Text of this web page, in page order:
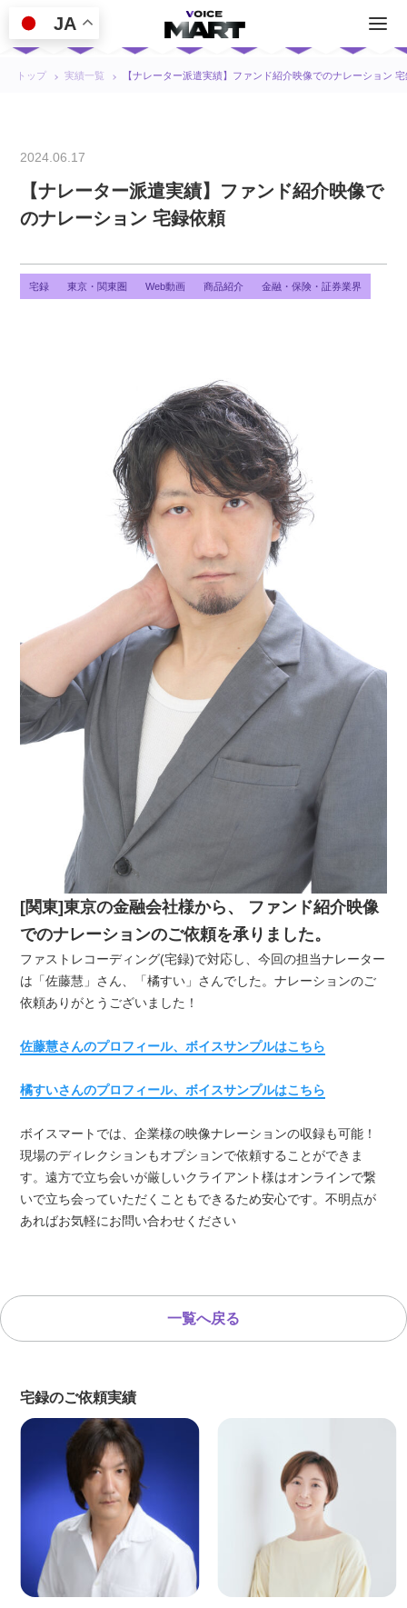
トップ 実績一覧 【ナレーター派遣実績】ファンド紹介映像でのナレーション
2024.06.17
【ナレーター派遣実績】ファンド紹介映像で
のナレーション 宅録依頼
宅録 東京・関東圏 Web動画 商品紹介 金融・保険・証券業界
[関東]東京の金融会社様から、 ファンド紹介映像
でのナレーションのご依頼を承りました。
ファストレコーディング(宅録)で対応し、今回の担当ナレーター
は「佐藤慧 」さん、「橘すい 」さんでした。ナレーションのご
依頼ありがとうございました！
佐藤慧さんのプロフィール、ボイスサンプルはこちら
橘すいさんのプロフィール、ボイスサンプルはこちら
ボイスマートでは、企業様の映像ナレーションの収録も可能！
現場のディレクションもオプションで依頼することができま
す。遠方で立ち会いが厳しいクライアント様はオンラインで繋
いで立ち会っていただくこともできるため安心です。不明点が
あればお気軽にお問い合わせください
一覧へ戻る
宅録のご依頼実績
JA